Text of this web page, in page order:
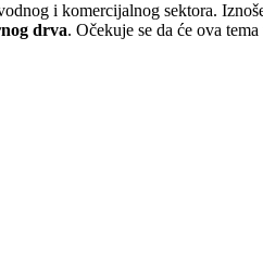
i komercijalnog sektora.
drva. Očekuje se da će ova